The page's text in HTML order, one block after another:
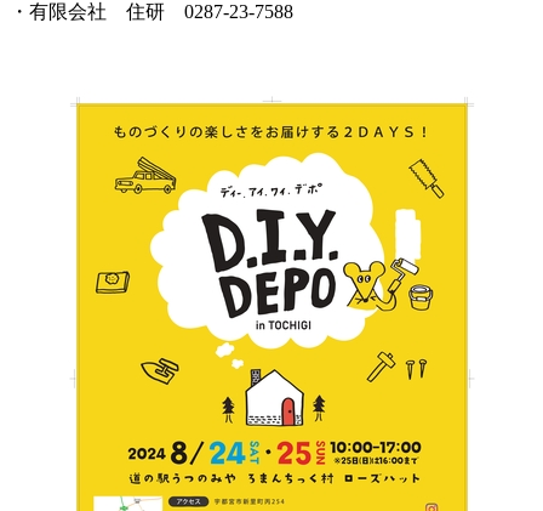
・有限会社 住研 0287-23-7588